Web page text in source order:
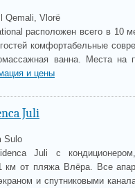
Qemali, Vlorë
расположен всего в 10
комфортабельные
ванна. Места на
и цены
Juli
Sulo
Juli с
км от пляжа Влёра. Все
и спутниковыми